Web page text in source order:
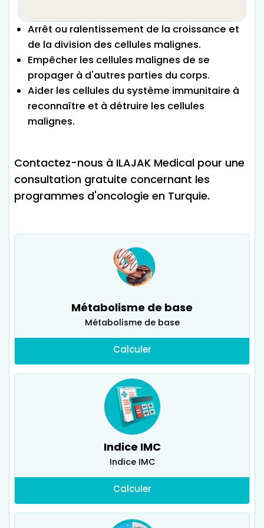
Arrêt ou ralentissement de la croissance et
de la division des cellules malignes.
Empêcher les cellules malignes de se
propager à d'autres parties du corps.
Aider les cellules du système immunitaire à
reconnaître et à détruire les cellules
malignes.
Contactez-nous à ILAJAK Medical pour une
consultation gratuite concernant les
programmes d'oncologie en Turquie.
Métabolisme de base
Métabolisme de base
Calculer
Indice IMC
Indice IMC
Calculer